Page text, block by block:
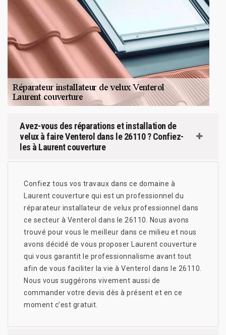
Avez-vous des réparations et installation de
velux à faire Venterol dans le 26110 ? Confiez-
les à Laurent couverture
Confiez tous vos travaux dans ce domaine à
Laurent couverture qui est un professionnel du
réparateur installateur de velux professionnel dans
ce secteur à Venterol dans le 26110. Nous avons
trouvé pour vous le meilleur dans ce milieu et nous
avons décidé de vous proposer Laurent couverture
qui vous garantit le professionnalisme avant tout
afin de vous faciliter la vie à Venterol dans le 26110.
Nous vous suggérons vivement aussi de
commander votre devis dès à présent et en ce
moment c’est gratuit.